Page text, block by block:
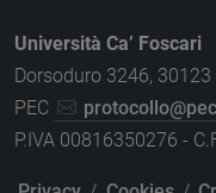
Università Ca’ Foscari
Dorsoduro 3246, 30123
PEC
P.IVA 00816350276 -